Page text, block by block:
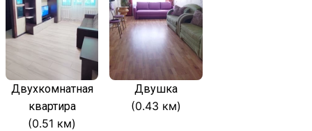
Двухкомнатная
квартира
(0.51 км)
Двушка
(0.43 км)